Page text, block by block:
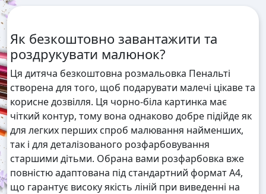
Як безкоштовно завантажити та
роздрукувати малюнок?
Ця дитяча безкоштовна розмальовка Пенальті
створена для того, щоб подарувати малечі цікаве та
корисне дозвілля. Ця чорно-біла картинка має
чіткий контур, тому вона однаково добре підійде як
для легких перших спроб малювання найменших,
так і для деталізованого розфарбовування
старшими дітьми. Обрана вами розфарбовка вже
повністю адаптована під стандартний формат А4,
що гарантує високу якість ліній при виведенні на